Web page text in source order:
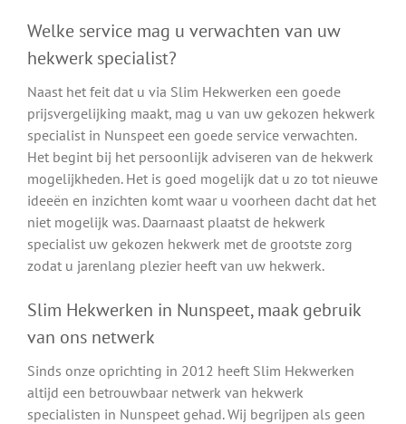
Welke service mag u verwachten van uw
hekwerk specialist?
Naast het feit dat u via Slim Hekwerken een goede
prijsvergelijking maakt, mag u van uw gekozen hekwerk
specialist in Nunspeet een goede service verwachten.
Het begint bij het persoonlijk adviseren van de hekwerk
mogelijkheden. Het is goed mogelijk dat u zo tot nieuwe
ideeën en inzichten komt waar u voorheen dacht dat het
niet mogelijk was. Daarnaast plaatst de hekwerk
specialist uw gekozen hekwerk met de grootste zorg
zodat u jarenlang plezier heeft van uw hekwerk.
Slim Hekwerken in Nunspeet, maak gebruik
van ons netwerk
Sinds onze oprichting in 2012 heeft Slim Hekwerken
altijd een betrouwbaar netwerk van hekwerk
specialisten in Nunspeet gehad. Wij begrijpen als geen